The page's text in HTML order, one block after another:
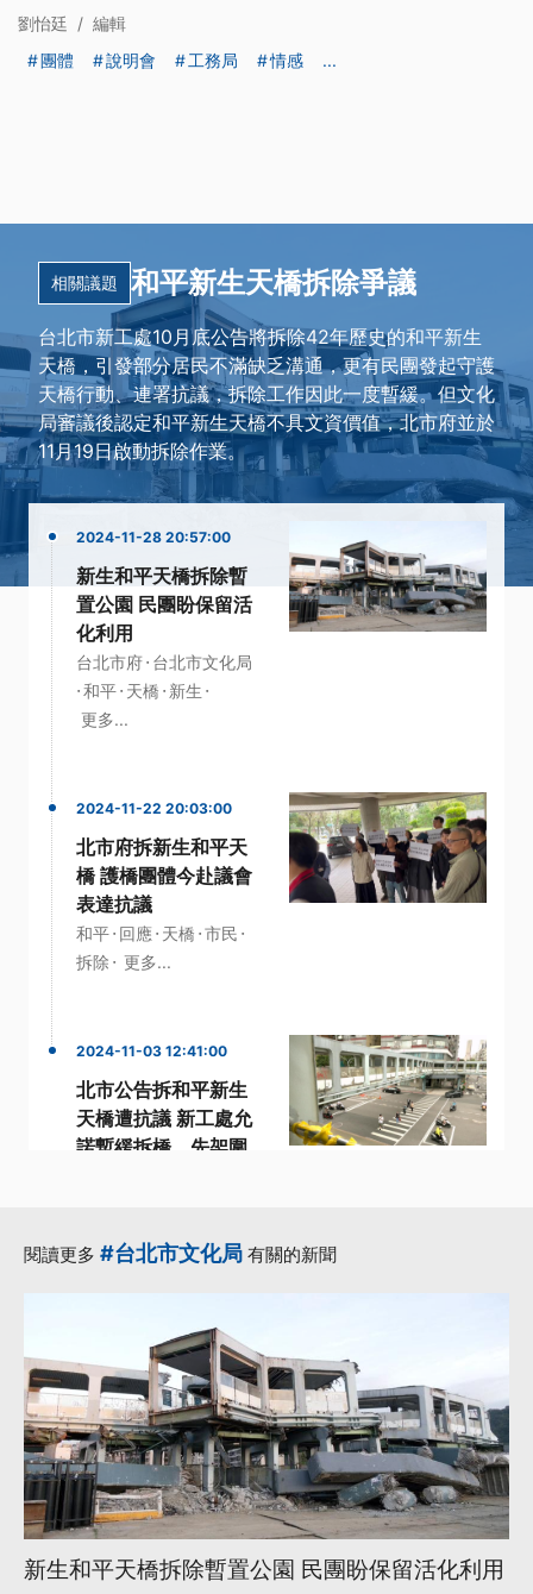
劉怡廷 / 編輯
團體
說明會 工務局 情感 ...
相關議題 和平新生天橋拆除爭議
台北市新工處10月底公告將拆除42年歷史的和平新生
天橋，引發部分居民不滿缺乏溝通，更有民團發起守護
天橋行動、連署抗議，拆除工作因此一度暫緩。但文化
局審議後認定和平新生天橋不具文資價值，北市府並於
11月19日啟動拆除作業。
2024-11-28 20:57:00
新生和平天橋拆除暫
置公園 民團盼保留活
化利用
台北市府· 台北市文化局
·和平· 天橋 · 新生 ·
更多...
2024-11-22 20:03:00
北市府拆新生和平天
橋 護橋團體今赴議會
表達抗議
和平· 回應· 天橋 ·市民 ·
拆除 · 更多...
2024-11-03 12:41:00
北市公告拆和平新生
天橋遭抗議 新工處允
諾暫緩拆橋、先架圍
閱讀更多 #台北市文化局 有關的新聞
新生和平天橋拆除暫置公園 民團盼保留活化利用